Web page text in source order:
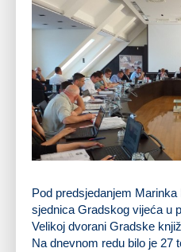
Pod predsjedanjem
sjednica Gradskog vijeća u
Velikoj dvorani Gradske
Na dnevnom redu bilo je 27